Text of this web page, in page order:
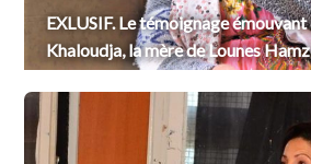
EXLUSIF. Le témoignage
Khaloudja, la mère de Lounes